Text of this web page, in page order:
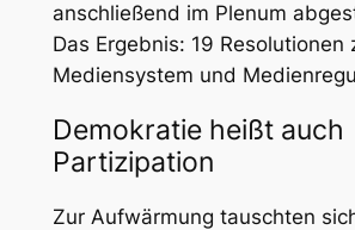
anschließend im Plenum
Das Ergebnis: 19 Resolutionen
Mediensystem und
Demokratie heißt auch
Partizipation
Zur Aufwärmung tauschten